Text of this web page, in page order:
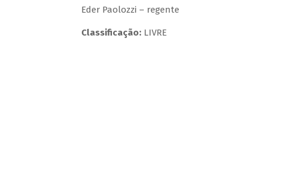
Eder Paolozzi – regente
Classificação:LIVRE